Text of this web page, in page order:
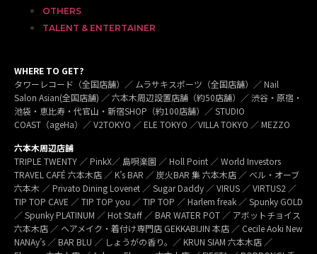
OTHERS
TALENT & ENTERTAINER
WHERE TO GET?
タワーレコード（全国店舗）／ ムラサキスポーツ（全国店舗）／ Nail
Salon Asian(全国店舗) ／ 六本木周辺設置店舗（約50店舗）／ 渋谷・原宿・
池袋・恵比寿・代官山・新宿SHOP（約100店舗）／ STUDIO
COAST（ageHa）／ V2TOKYO ／ ELE TOKYO ／VILLA TOKYO ／ MEZZO
六本木周辺店舗
TRIPLE TWENTY ／ PinkX／ 島唄楽園 ／ Holl Point ／ World Investors
TRAVEL CAFÉ 六本木店 ／ K’s BAR ／ 炭火BAR 集 六本木店 ／ ベル・オーブ
六本木 ／ Privato Dining Lovenet ／ Sugar Daddy ／ VIRUS ／ VIRTUS2 ／
TIP TOP CAVE ／ TIP TOP you ／ TIP TOP ／ Harlem freak ／ Spunky GOLD
／ Spunky PLATINUM ／ Hot Staff ／ BAR WATER POT ／ アボットチョイス
六本木店 ／ ヘアメイク・着付け専門店 GEKKABIJIN 本店 ／ Cecile Aoki New
NANAy’s ／ BAR BLU ／ しょうがの香り。／ KRUN SIAM 六本木店 ／